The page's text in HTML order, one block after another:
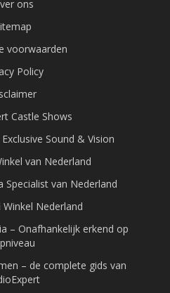
ons
voorwaarden
Policy
Castle Shows
Sound & Vision
van Nederland
Specialist van Nederland
Winkel Nederland
– Onafhankelijk erkend op
– de complete gids van